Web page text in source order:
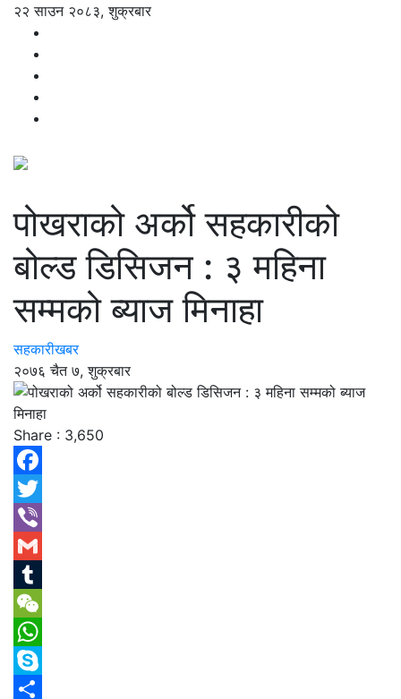
२२ साउन २०८३, शुक्रबार
पोखराको अर्को सहकारीको
बोल्ड डिसिजन : ३ महिना
सम्मको ब्याज मिनाहा
सहकारीखबर
२०७६ चैत ७, शुक्रबार
Share : 3,650
Facebook
Twitter
Viber
Gmail
Tumblr
WeChat
WhatsApp
Skype